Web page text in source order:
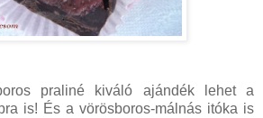
praliné kiváló ajándék lehet a
is! És a vörösboros-málnás itóka is